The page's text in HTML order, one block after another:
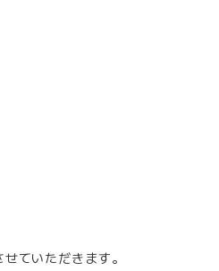
ていただきます。